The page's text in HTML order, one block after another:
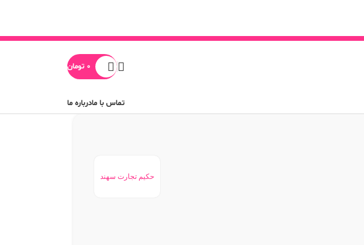
0 تومان
تماس با مادرباره ما
حکیم تجارت سهند